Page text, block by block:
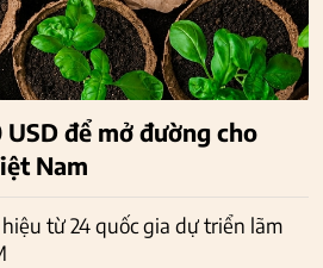
để mở đường cho
Nam
từ 24 quốc gia dự triển lãm